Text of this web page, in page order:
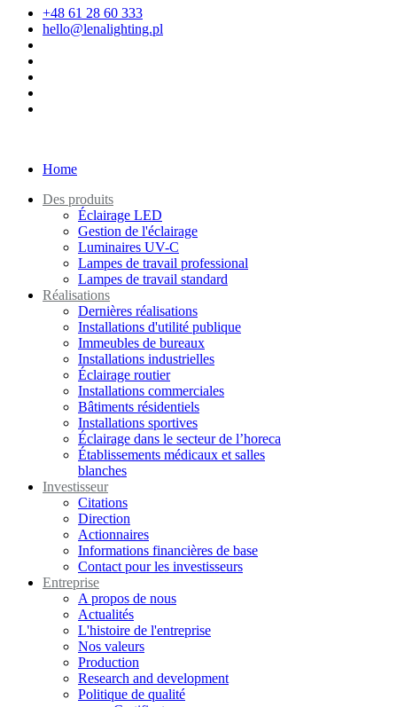
+48 61 28 60 333
hello@lenalighting.pl
Home
Des produits
Éclairage LED
Gestion de l'éclairage
Luminaires UV-C
Lampes de travail professional
Lampes de travail standard
Réalisations
Dernières réalisations
Installations d'utilité publique
Immeubles de bureaux
Installations industrielles
Éclairage routier
Installations commerciales
Bâtiments résidentiels
Installations sportives
Éclairage dans le secteur de l’horeca
Établissements médicaux et salles
blanches
Investisseur
Citations
Direction
Actionnaires
Informations financières de base
Contact pour les investisseurs
Entreprise
A propos de nous
Actualités
L'histoire de l'entreprise
Nos valeurs
Production
Research and development
Politique de qualité